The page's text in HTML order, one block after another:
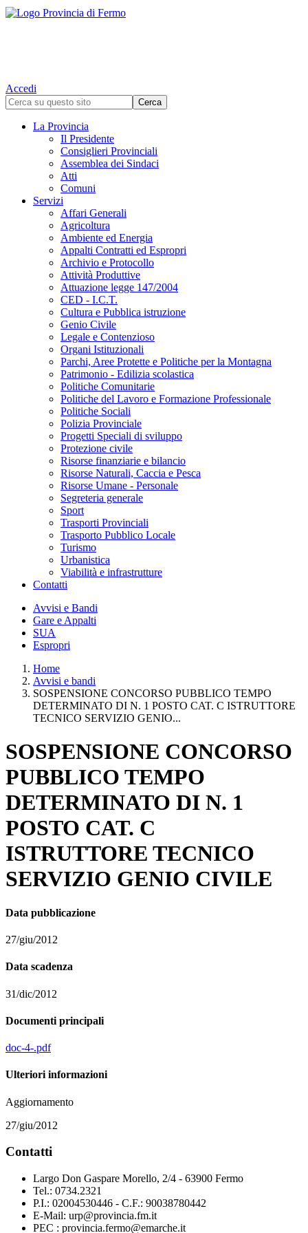
Accedi
La Provincia
Il Presidente
Consiglieri Provinciali
Assemblea dei Sindaci
Atti
Comuni
Servizi
Affari Generali
Agricoltura
Ambiente ed Energia
Appalti Contratti ed Espropri
Archivio e Protocollo
Attività Produttive
Attuazione legge 147/2004
CED - I.C.T.
Cultura e Pubblica istruzione
Genio Civile
Legale e Contenzioso
Organi Istituzionali
Parchi, Aree Protette e Politiche per la Montagna
Patrimonio - Edilizia scolastica
Politiche Comunitarie
Politiche del Lavoro e Formazione Professionale
Politiche Sociali
Polizia Provinciale
Progetti Speciali di sviluppo
Protezione civile
Risorse finanziarie e bilancio
Risorse Naturali, Caccia e Pesca
Risorse Umane - Personale
Segreteria generale
Sport
Trasporti Provinciali
Trasporto Pubblico Locale
Turismo
Urbanistica
Viabilità e infrastrutture
Contatti
Avvisi e Bandi
Gare e Appalti
SUA
Espropri
Home
Avvisi e bandi
SOSPENSIONE CONCORSO PUBBLICO TEMPO
DETERMINATO DI N. 1 POSTO CAT. C ISTRUTTORE
TECNICO SERVIZIO GENIO...
SOSPENSIONE CONCORSO
PUBBLICO TEMPO
DETERMINATO DI N. 1
POSTO CAT. C
ISTRUTTORE TECNICO
SERVIZIO GENIO CIVILE
Data pubblicazione
27/giu/2012
Data scadenza
31/dic/2012
Documenti principali
doc-4-.pdf
Ulteriori informazioni
Aggiornamento
27/giu/2012
Contatti
Largo Don Gaspare Morello, 2/4 - 63900 Fermo
Tel.: 0734.2321
P.I.: 02004530446 - C.F.: 90038780442
E-Mail: urp@provincia.fm.it
PEC : provincia.fermo@emarche.it